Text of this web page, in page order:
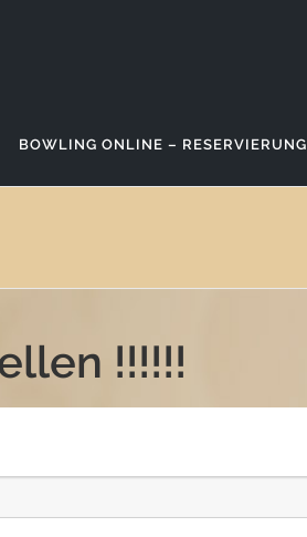
BOWLING ONLINE – RESERVIERUNG
!!!!!!